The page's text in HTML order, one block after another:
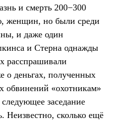
и смерть 200−300
женщин, но были среди
и даже один
и Стерна однажды
расспрашивали
о деньгах, полученных
обвинений «охотникам»
заседание
Неизвестно, сколько ещё